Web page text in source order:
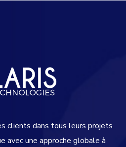
clients dans tous leurs projets
avec une approche globale à